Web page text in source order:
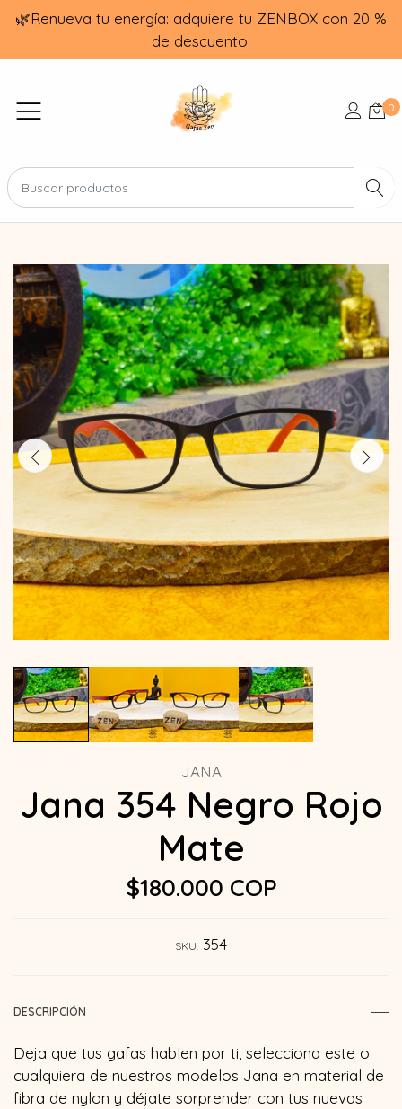
🌿Renueva tu energía: adquiere tu ZENBOX con 20 %
de descuento.
0
JANA
Jana 354 Negro Rojo
Mate
$180.000 COP
SKU: 354
DESCRIPCIÓN
Deja que tus gafas hablen por ti, selecciona este o
cualquiera de nuestros modelos Jana en material de
fibra de nylon y déjate sorprender con tus nuevas